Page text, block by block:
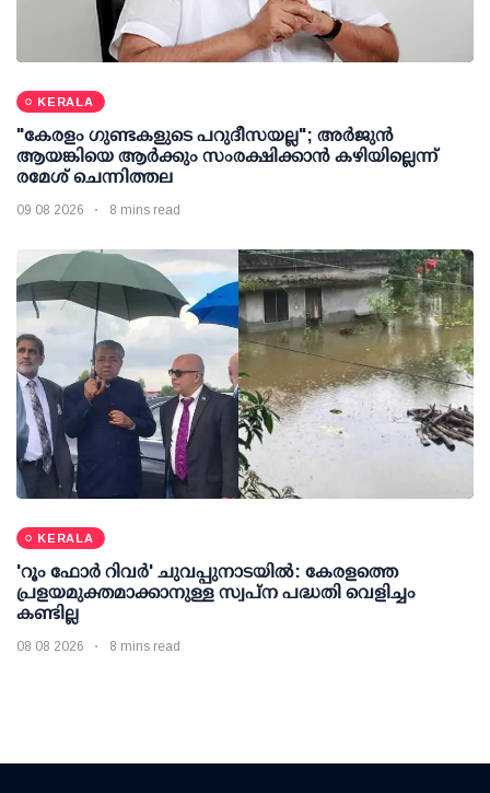
KERALA
"കേരളം ഗുണ്ടകളുടെ പറുദീസയല്ല"; അർജുൻ
ആയങ്കിയെ ആർക്കും സംരക്ഷിക്കാൻ കഴിയില്ലെന്ന്
രമേശ് ചെന്നിത്തല
09 08 2026 8 mins read
KERALA
'റൂം ഫോര്‍ റിവര്‍' ചുവപ്പുനാടയില്‍: കേരളത്തെ
പ്രളയമുക്തമാക്കാനുള്ള സ്വപ്ന പദ്ധതി വെളിച്ചം
കണ്ടില്ല
08 08 2026 8 mins read